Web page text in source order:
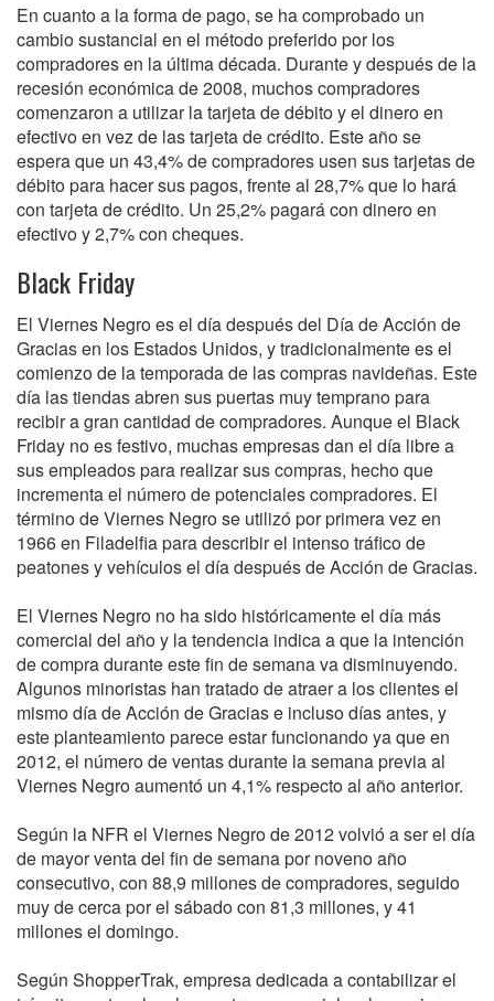
En cuanto a la forma de pago, se ha comprobado un
cambio sustancial en el método preferido por los
compradores en la última década. Durante y después de la
recesión económica de 2008, muchos compradores
comenzaron a utilizar la tarjeta de débito y el dinero en
efectivo en vez de las tarjeta de crédito. Este año se
espera que un 43,4% de compradores usen sus tarjetas de
débito para hacer sus pagos, frente al 28,7% que lo hará
con tarjeta de crédito. Un 25,2% pagará con dinero en
efectivo y 2,7% con cheques.
Black Friday
El Viernes Negro es el día después del Día de Acción de
Gracias en los Estados Unidos, y tradicionalmente es el
comienzo de la temporada de las compras navideñas. Este
día las tiendas abren sus puertas muy temprano para
recibir a gran cantidad de compradores. Aunque el Black
Friday no es festivo, muchas empresas dan el día libre a
sus empleados para realizar sus compras, hecho que
incrementa el número de potenciales compradores. El
término de Viernes Negro se utilizó por primera vez en
1966 en Filadelfia para describir el intenso tráfico de
peatones y vehículos el día después de Acción de Gracias.
El Viernes Negro no ha sido históricamente el día más
comercial del año y la tendencia indica a que la intención
de compra durante este fin de semana va disminuyendo.
Algunos minoristas han tratado de atraer a los clientes el
mismo día de Acción de Gracias e incluso días antes, y
este planteamiento parece estar funcionando ya que en
2012, el número de ventas durante la semana previa al
Viernes Negro aumentó un 4,1% respecto al año anterior.
Según la NFR el Viernes Negro de 2012 volvió a ser el día
de mayor venta del fin de semana por noveno año
consecutivo, con 88,9 millones de compradores, seguido
muy de cerca por el sábado con 81,3 millones, y 41
millones el domingo.
Según ShopperTrak, empresa dedicada a contabilizar el